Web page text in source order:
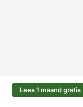
Lees 1 maand gratis